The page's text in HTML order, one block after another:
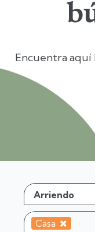
Encuentra aquí
Casa